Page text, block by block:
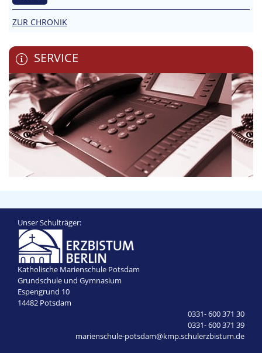
ZUR CHRONIK
SERVICE
Unser Schulträger:
Katholische Marienschule Potsdam
Grundschule und Gymnasium
Espengrund 10
14482 Potsdam
0331- 600 371 30
0331- 600 371 39
marienschule-potsdam@kmp.schulerzbistum.de